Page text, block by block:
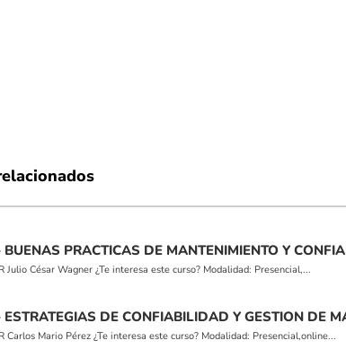
BUENAS PRACTICAS DE MANTENIMIENTO Y
Julio César Wagner ¿Te interesa este curso? Modalidad: Presencial,...
ESTRATEGIAS DE CONFIABILIDAD Y GESTION DE
Carlos Mario Pérez ¿Te interesa este curso? Modalidad: Presencial,online...